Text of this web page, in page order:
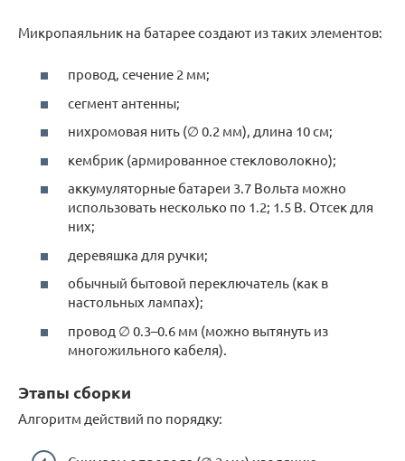
Микропаяльник на батарее создают из таких элементов:
провод, сечение 2 мм;
сегмент антенны;
нихромовая нить (∅ 0.2 мм), длина 10 см;
кембрик (армированное стекловолокно);
аккумуляторные батареи 3.7 Вольта можно
использовать несколько по 1.2; 1.5 В. Отсек для
них;
деревяшка для ручки;
обычный бытовой переключатель (как в
настольных лампах);
провод ∅ 0.3–0.6 мм (можно вытянуть из
многожильного кабеля).
Этапы сборки
Алгоритм действий по порядку: